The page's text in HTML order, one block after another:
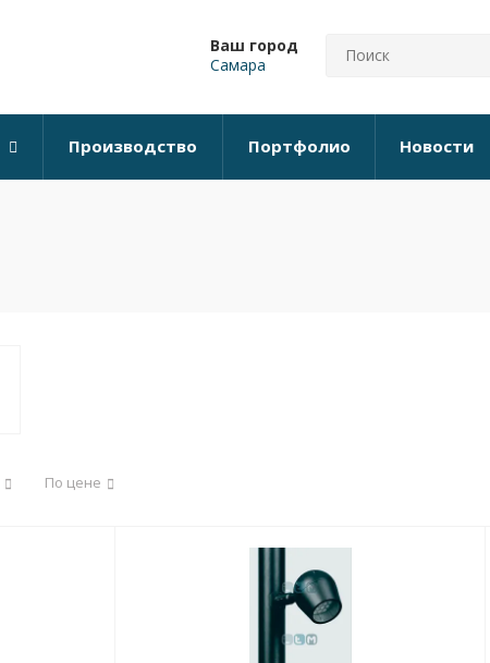
Ваш город
Самара
Производство Портфолио Новости
По цене